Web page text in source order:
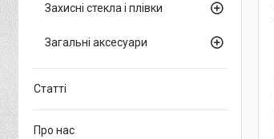
Захисні стекла і плівки
Загальні аксесуари
Статті
Про нас